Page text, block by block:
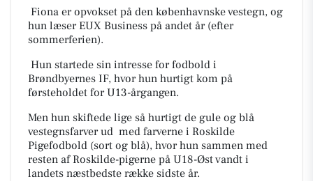
Fiona er opvokset på den københavnske vestegn, og
hun læser EUX Business på andet år (efter
sommerferien).
Hun startede sin intresse for fodbold i
Brøndbyernes IF, hvor hun hurtigt kom på
førsteholdet for U13-årgangen.
Men hun skiftede lige så hurtigt de gule og blå
vestegnsfarver ud med farverne i Roskilde
Pigefodbold (sort og blå), hvor hun sammen med
resten af Roskilde-pigerne på U18-Øst vandt i
landets næstbedste række sidste år.